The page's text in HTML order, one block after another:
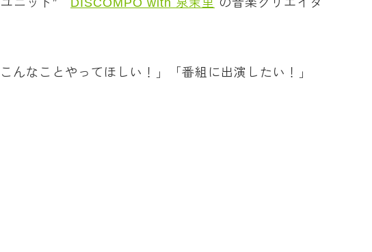
ユニット” DISCOMPO with 泉茉里 の音楽クリエイタ
なことやってほしい！」「番組に出演したい！」